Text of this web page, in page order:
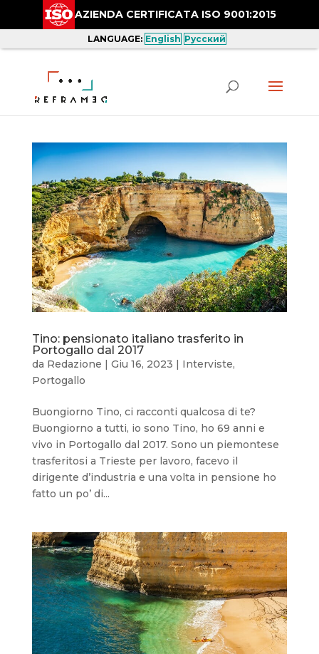
Tino: pensionato italiano trasferito in
Portogallo dal 2017
da Redazione | Giu 16, 2023 | Interviste,
Portogallo
Buongiorno Tino, ci racconti qualcosa di te?
Buongiorno a tutti, io sono Tino, ho 69 anni e
vivo in Portogallo dal 2017. Sono un piemontese
trasferitosi a Trieste per lavoro, facevo il
dirigente d’industria e una volta in pensione ho
fatto un po’ di...
AZIENDA CERTIFICATA ISO 9001:2015
LANGUAGE: English Русский